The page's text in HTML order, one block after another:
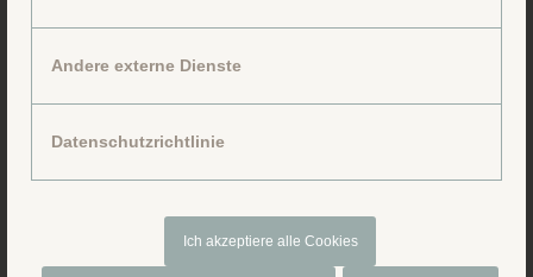
Andere externe Dienste
Datenschutzrichtlinie
Ich akzeptiere alle Cookies
Folge uns auf Facebook